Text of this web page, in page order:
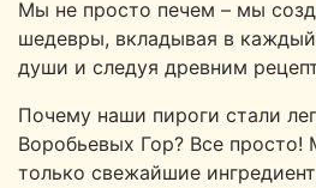
Мы не просто печем – мы
шедевры, вкладывая в
души и следуя древним
Почему наши пироги стали
Воробьевых Гор? Все просто!
только свежайшие